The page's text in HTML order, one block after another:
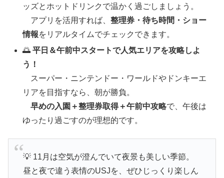
ッズとホットドリンクで温かく過ごしましょう。
アプリを活用すれば、整理券・待ち時間・ショー
情報をリアルタイムでチェックできます。
🌅平日＆午前中スタートで人気エリアを攻略しよ
う！
スーパー・ニンテンドー・ワールドやドンキーエ
リアを目指すなら、朝が勝負。
早めの入園＋整理券取得＋午前中攻略で、午後は
ゆったり過ごすのが理想的です。
💡 11月は空気が澄んでいて夜景も美しい季節。
昼と夜で違う表情のUSJを、ぜひじっくり楽しん